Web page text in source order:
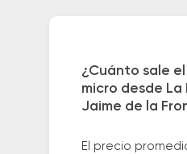
¿Cuánto sale
micro desde La
Jaime de la
El precio